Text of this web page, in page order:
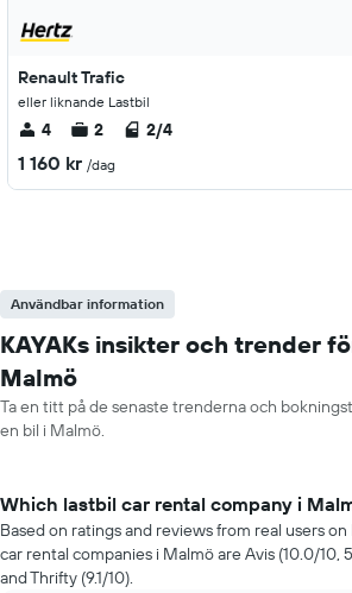
Renault Trafic
eller liknande Lastbil
4 2 2/4
1 160 kr /dag
Användbar information
KAYAKs insikter och trender
Malmö
Ta en titt på de senaste trenderna och
en bil i Malmö.
Which lastbil car rental company i
Based on ratings and reviews from real users on
car rental companies i Malmö are Avis (10.0/10,
and Thrifty (9.1/10).